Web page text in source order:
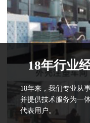
18年行业
18年来，我们专业从
并提供技术服务为一
代表用户。